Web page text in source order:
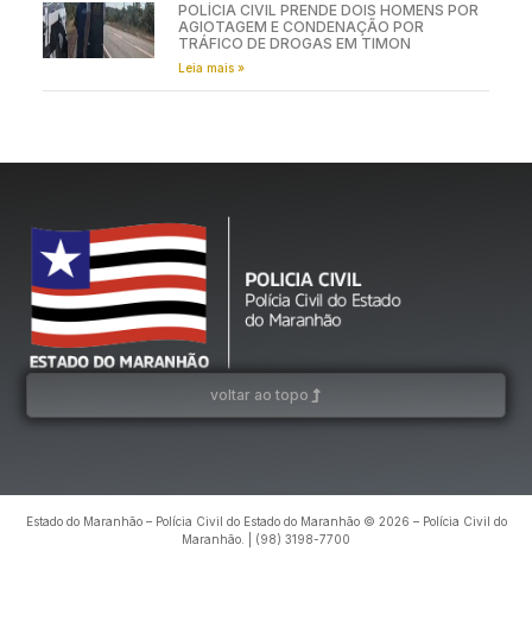
POLÍCIA CIVIL PRENDE DOIS HOMENS POR
AGIOTAGEM E CONDENAÇÃO POR
TRÁFICO DE DROGAS EM TIMON
Leia mais »
voltar ao topo
Estado do Maranhão – Polícia Civil do Estado do Maranhão © 2026 – Polícia Civil do
Maranhão. | (98) 3198-7700